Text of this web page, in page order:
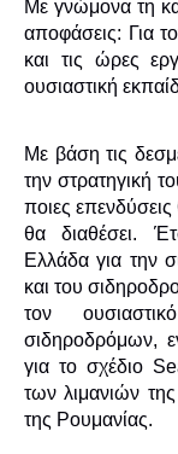
Με γνώμονα τη
αποφάσεις: Για
και τις ώρες
ουσιαστική
Με βάση τις
την στρατηγική
ποιες
θα διαθέσει.
Ελλάδα για την
και του
τον
σιδηροδρόμων,
για το σχέδιο
των λιμανιών
της Ρουμανίας.